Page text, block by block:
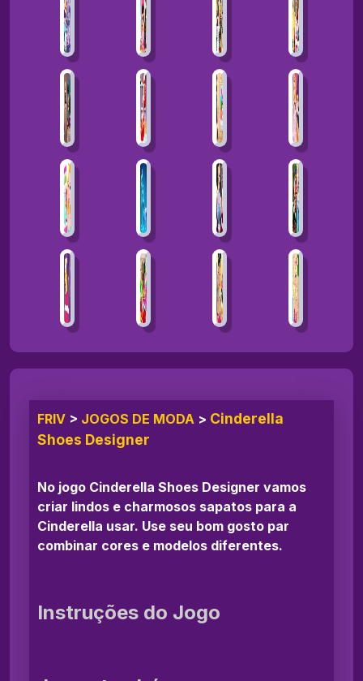
FRIV > JOGOS DE MODA > Cinderella
Shoes Designer
No jogo Cinderella Shoes Designer vamos
criar lindos e charmosos sapatos para a
Cinderella usar. Use seu bom gosto par
combinar cores e modelos diferentes.
Instruções do Jogo